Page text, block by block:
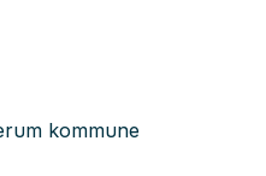
kommune